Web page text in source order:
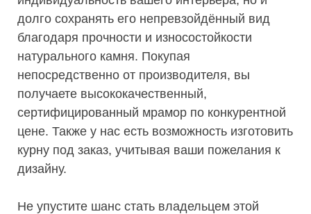
долго сохранять его непревзойдённый вид
благодаря прочности и износостойкости
натурального камня. Покупая
непосредственно от производителя, вы
получаете высококачественный,
сертифицированный мрамор по конкурентной
цене. Также у нас есть возможность изготовить
курну под заказ, учитывая ваши пожелания к
дизайну.
Не упустите шанс стать владельцем этой